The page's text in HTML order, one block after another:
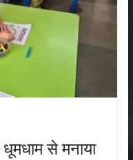
से मनाया